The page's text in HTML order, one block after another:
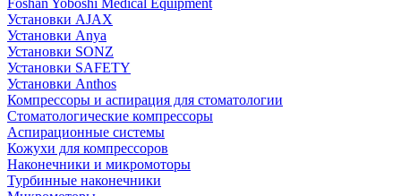
Foshan Yoboshi Medical Equipment
Установки AJAX
Установки Anya
Установки SONZ
Установки SAFETY
Установки Anthos
Компрессоры и аспирация для стоматологии
Стоматологические компрессоры
Аспирационные системы
Кожухи для компрессоров
Наконечники и микромоторы
Турбинные наконечники